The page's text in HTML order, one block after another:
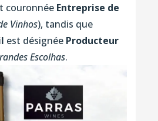
couronnée Entreprise de
Vinhos), tandis que
est désignée Producteur
Escolhas.